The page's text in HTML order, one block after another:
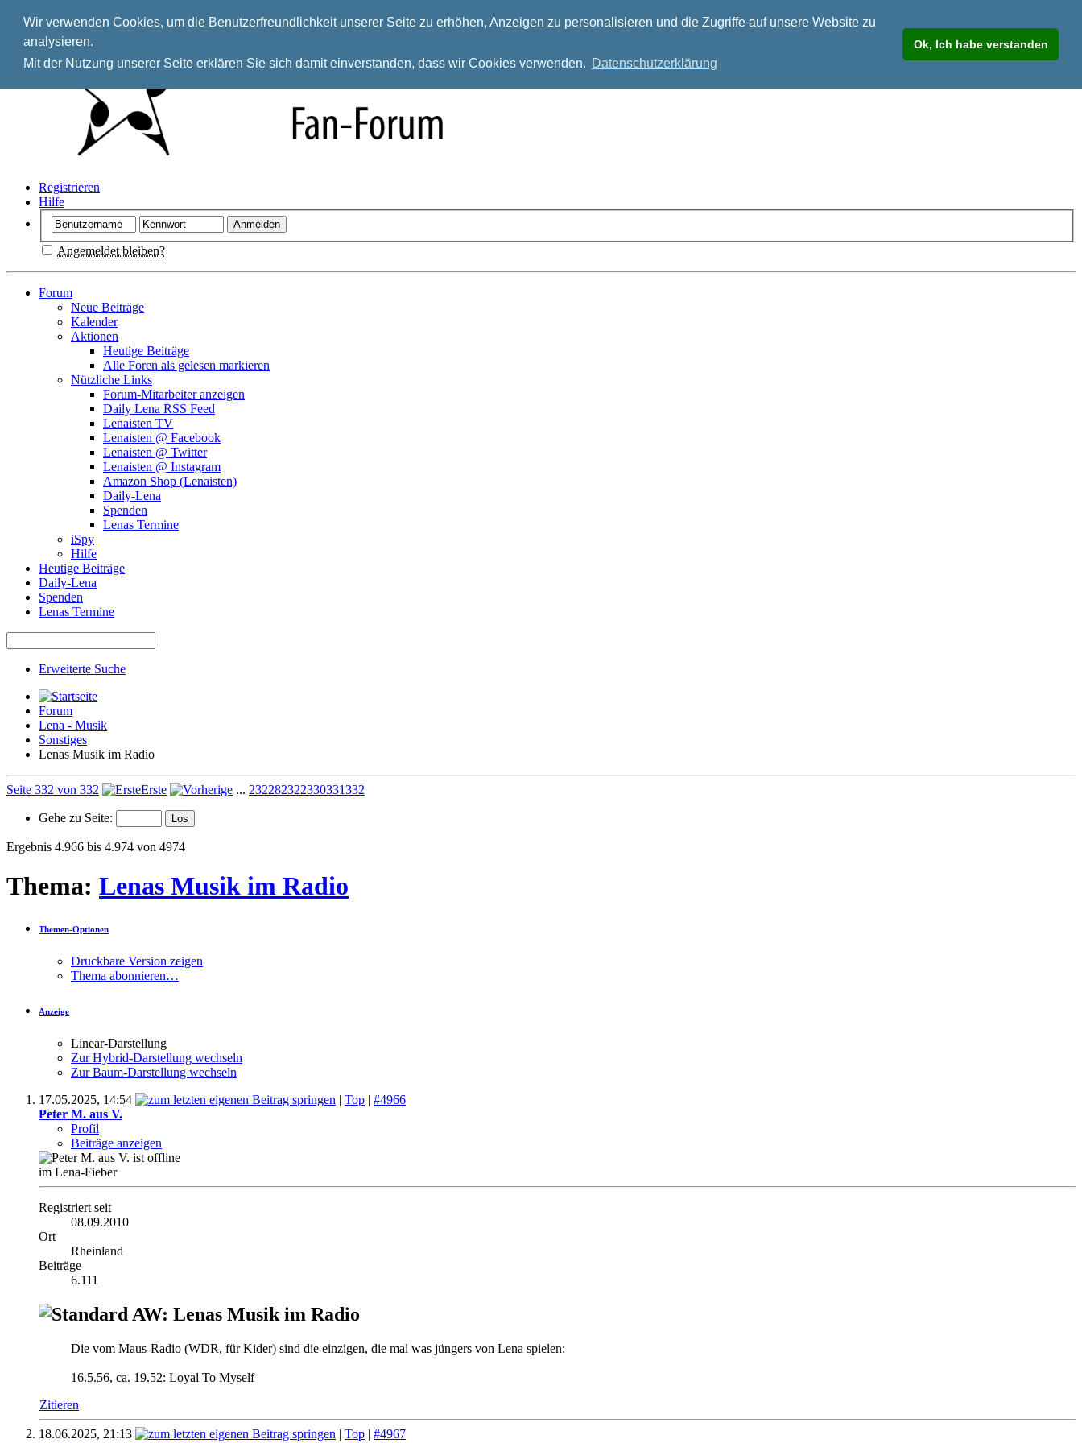
Wir verwenden Cookies, um die Benutzerfreundlichkeit unserer Seite zu erhöhen, Anzeigen zu personalisieren und die Zugriffe auf unsere Website zu
analysieren.
Mit der Nutzung unserer Seite erklären Sie sich damit einverstanden, dass wir Cookies verwenden. Datenschutzerklärung
Ok, Ich habe verstanden
Registrieren
Hilfe
Angemeldet bleiben?
Forum
Neue Beiträge
Kalender
Aktionen
Heutige Beiträge
Alle Foren als gelesen markieren
Nützliche Links
Forum-Mitarbeiter anzeigen
Daily Lena RSS Feed
Lenaisten TV
Lenaisten @ Facebook
Lenaisten @ Twitter
Lenaisten @ Instagram
Amazon Shop (Lenaisten)
Daily-Lena
Spenden
Lenas Termine
iSpy
Hilfe
Heutige Beiträge
Daily-Lena
Spenden
Lenas Termine
Erweiterte Suche
Forum
Lena - Musik
Sonstiges
Lenas Musik im Radio
Seite 332 von 332 Erste ... 232282322330331332
Gehe zu Seite:
Ergebnis 4.966 bis 4.974 von 4974
Thema: Lenas Musik im Radio
Themen-Optionen
Druckbare Version zeigen
Thema abonnieren…
Anzeige
Linear-Darstellung
Zur Hybrid-Darstellung wechseln
Zur Baum-Darstellung wechseln
17.05.2025, 14:54 | Top | #4966
Peter M. aus V.
Profil
Beiträge anzeigen
im Lena-Fieber
Registriert seit
08.09.2010
Ort
Rheinland
Beiträge
6.111
AW: Lenas Musik im Radio
Die vom Maus-Radio (WDR, für Kider) sind die einzigen, die mal was jüngers von Lena spielen:
16.5.56, ca. 19.52: Loyal To Myself
Zitieren
18.06.2025, 21:13 | Top | #4967